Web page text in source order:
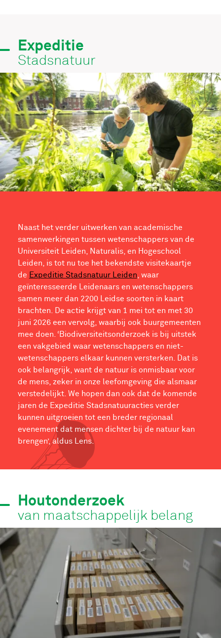
Expeditie
Stadsnatuur
Naast het verder uitwerken van academische
samenwerkingen tussen wetenschappers van de
Universiteit Leiden, Naturalis, en Hogeschool
Leiden, is tot nu toe het bekendste visitekaartje
de Expeditie Stadsnatuur Leiden , waar
geïnteresseerde Leidenaars en wetenschappers
samen meer dan 2200 Leidse soorten in kaart
brachten. De actie krijgt van 1 mei tot en met 30
juni 2026 een vervolg, waarbij ook buurgemeenten
mee doen. ‘Biodiversiteitsonderzoek is bij uitstek
een vakgebied waar wetenschappers en niet-
wetenschappers elkaar kunnen versterken. Dat is
ook belangrijk, want de natuur is onmisbaar voor
de mens, zeker in onze leefomgeving die alsmaar
verstedelijkt. We hopen dan ook dat de komende
jaren de Expeditie Stadsnatuuracties verder
kunnen uitgroeien tot een breder regionaal
evenement dat mensen dichter bij de natuur kan
brengen’, aldus Lens.
Houtonderzoek
van maatschappelijk belang